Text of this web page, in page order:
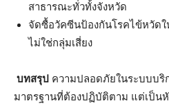
สาธารณะทั่วทั้งจังหวัด
จัดซื้อวัคซีนป้องกันโรคไข้หวัด
ไม่ใช่กลุ่มเสี่ยง
บทสรุป ความปลอดภัยในระบบบริ
มาตรฐานที่ต้องปฏิบัติตาม แต่เป็น